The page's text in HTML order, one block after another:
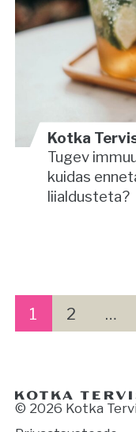
Kotka
Tugev
kuidas
liialdusteta?
o
s
s
p
1 2 …
© 2026 Kotka